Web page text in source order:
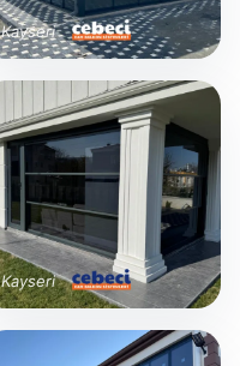
Kayseri
Kayseri